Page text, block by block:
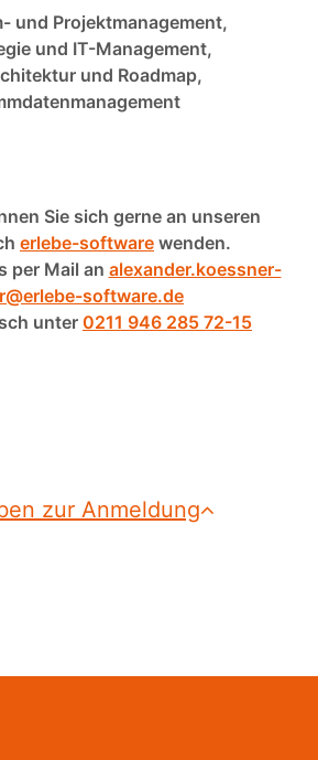
und Projektmanagement,
und IT-Management,
und Roadmap,
Sie sich gerne an unseren
erlebe-software wenden.
per Mail an alexander.koessner-
software.de
unter0211 946 285 72-15
zur Anmeldung